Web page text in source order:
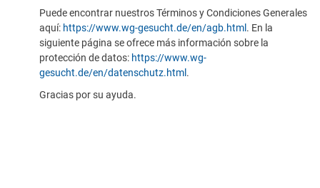
Puede encontrar nuestros Términos y Condiciones Generales
aquí: https://www.wg-gesucht.de/en/agb.html . En la
siguiente página se ofrece más información sobre la
protección de datos: https://www.wg-
gesucht.de/en/datenschutz.html .
Gracias por su ayuda.